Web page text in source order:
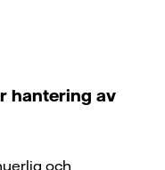
hantering av
och